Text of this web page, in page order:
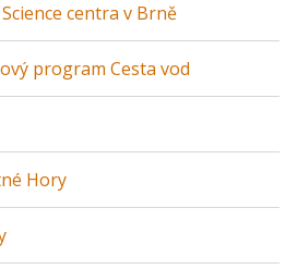
centra v Brně
program Cesta vod
Hory